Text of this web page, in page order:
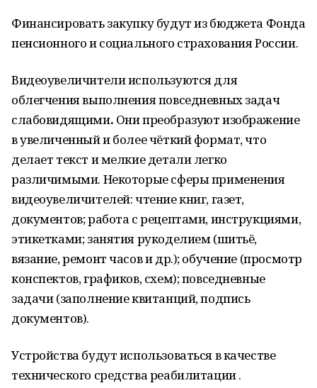
Финансировать закупку будут из бюджета Фонда
пенсионного и социального страхования России.
Видеоувеличители используются для
облегчения выполнения повседневных задач
слабовидящими. Они преобразуют изображение
в увеличенный и более чёткий формат, что
делает текст и мелкие детали легко
различимыми. Некоторые сферы применения
видеоувеличителей: чтение книг, газет,
документов; работа с рецептами, инструкциями,
этикетками; занятия рукоделием (шитьё,
вязание, ремонт часов и др.); обучение (просмотр
конспектов, графиков, схем); повседневные
задачи (заполнение квитанций, подпись
документов).
Устройства будут использоваться в качестве
технического средства реабилитации .